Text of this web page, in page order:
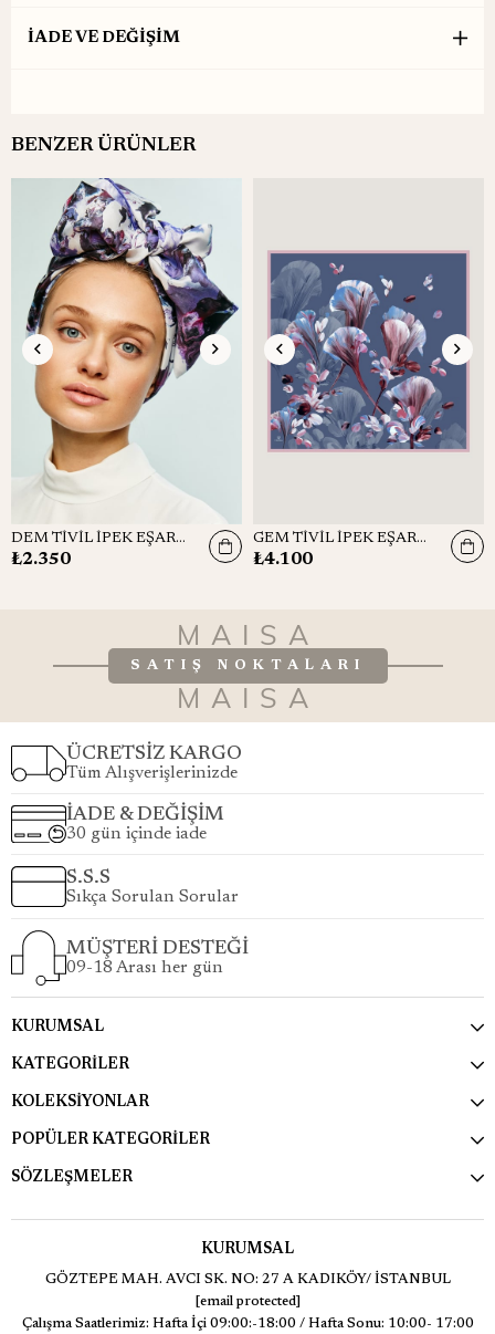
İADE VE DEĞİŞİM
BENZER ÜRÜNLER
DEM TİVİL İPEK EŞARP 90x90
₺2.350
GEM TİVİL İPEK EŞARP 90*90 CM - GRİ MAVİ
₺4.100
MAISA
SATIŞ NOKTALARI
MAISA
ÜCRETSİZ KARGO
Tüm Alışverişlerinizde
İADE & DEĞİŞİM
30 gün içinde iade
S.S.S
Sıkça Sorulan Sorular
MÜŞTERİ DESTEĞİ
09-18 Arası her gün
KURUMSAL
KATEGORİLER
KOLEKSİYONLAR
POPÜLER KATEGORİLER
SÖZLEŞMELER
KURUMSAL
GÖZTEPE MAH. AVCI SK. NO: 27 A KADIKÖY/ İSTANBUL
[email protected]
Çalışma Saatlerimiz: Hafta İçi 09:00:-18:00 / Hafta Sonu: 10:00- 17:00